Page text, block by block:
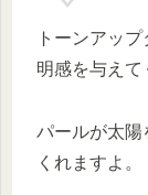
トーンアッ
明感を与えて
パールが太陽
くれますよ。